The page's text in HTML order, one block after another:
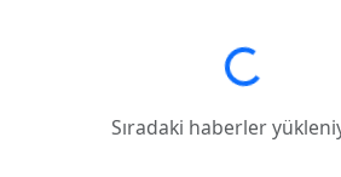
Sıradaki haberler